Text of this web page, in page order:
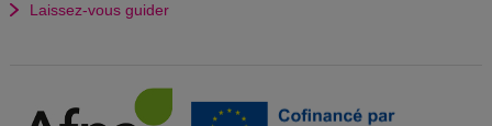
Laissez-vous guider